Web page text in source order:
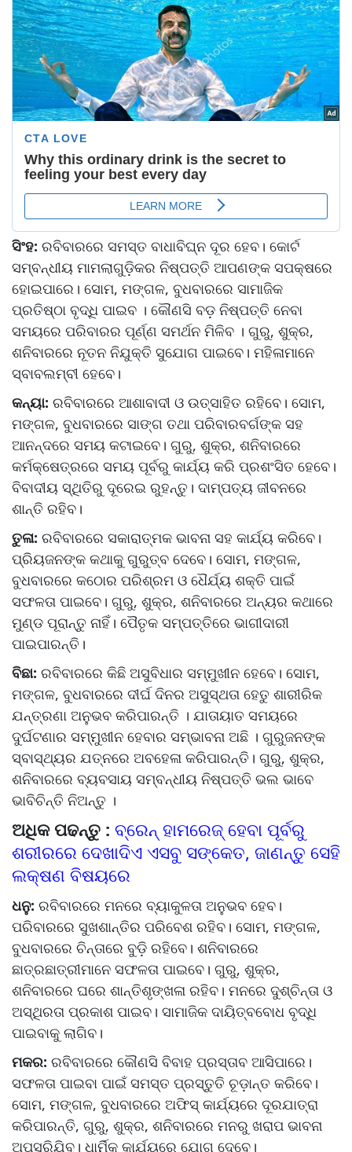
ସିଂହ: ରବିବାରରେ ସମସ୍ତ ବାଧାବିଘ୍ନ ଦୂର ହେବ। କୋର୍ଟ
ସମ୍ବନ୍ଧୀୟ ମାମଲାଗୁଡ଼ିକର ନିଷ୍ପତ୍ତି ଆପଣଙ୍କ ସପକ୍ଷରେ
ହୋଇପାରେ। ସୋମ, ମଙ୍ଗଳ, ବୁଧବାରରେ ସାମାଜିକ
ପ୍ରତିଷ୍ଠା ବୃଦ୍ଧି ପାଇବ । କୌଣସି ବଡ଼ ନିଷ୍ପତ୍ତି ନେବା
ସମୟରେ ପରିବାରର ପୂର୍ଣ୍ଣ ସମର୍ଥନ ମିଳିବ । ଗୁରୁ, ଶୁକ୍ର,
ଶନିବାରରେ ନୂତନ ନିଯୁକ୍ତି ସୁଯୋଗ ପାଇବେ। ମହିଳାମାନେ
ସ୍ବାବଲମ୍ବୀ ହେବେ।
କନ୍ୟା: ରବିବାରରେ ଆଶାବାଦୀ ଓ ଉତ୍ସାହିତ ରହିବେ। ସୋମ,
ମଙ୍ଗଳ, ବୁଧବାରରେ ସାଙ୍ଗ ତଥା ପରିବାରବର୍ଗଙ୍କ ସହ
ଆନନ୍ଦରେ ସମୟ କଟାଇବେ। ଗୁରୁ, ଶୁକ୍ର, ଶନିବାରରେ
କର୍ମକ୍ଷେତ୍ରରେ ସମୟ ପୂର୍ବରୁ କାର୍ଯ୍ୟ କରି ପ୍ରଶଂସିତ ହେବେ।
ବିବାଦୀୟ ସ୍ଥିତିରୁ ଦୂରେଇ ରୁହନ୍ତୁ। ଦାମ୍ପତ୍ୟ ଜୀବନରେ
ଶାନ୍ତି ରହିବ।
ତୁଳା: ରବିବାରରେ ସକାରାତ୍ମକ ଭାବନା ସହ କାର୍ଯ୍ୟ କରିବେ।
ପ୍ରିୟଜନଙ୍କ କଥାକୁ ଗୁରୁତ୍ବ ଦେବେ। ସୋମ, ମଙ୍ଗଳ,
ବୁଧବାରରେ କଠୋର ପରିଶ୍ରମ ଓ ଧୈର୍ଯ୍ୟ ଶକ୍ତି ପାଇଁ
ସଫଳତା ପାଇବେ। ଗୁରୁ, ଶୁକ୍ର, ଶନିବାରରେ ଅନ୍ୟର କଥାରେ
ମୁଣ୍ଡ ପୂରାନ୍ତୁ ନାହିଁ। ପୈତୃକ ସମ୍ପତ୍ତିରେ ଭାଗୀଦାରୀ
ପାଇପାରନ୍ତି।
ବିଛା: ରବିବାରରେ କିଛି ଅସୁବିଧାର ସମ୍ମୁଖୀନ ହେବେ। ସୋମ,
ମଙ୍ଗଳ, ବୁଧବାରରେ ଦୀର୍ଘ ଦିନର ଅସୁସ୍ଥତା ହେତୁ ଶାରୀରିକ
ଯନ୍ତ୍ରଣା ଅନୁଭବ କରିପାରନ୍ତି । ଯାତାୟାତ ସମୟରେ
ଦୁର୍ଘଟଣାର ସମ୍ମୁଖୀନ ହେବାର ସମ୍ଭାବନା ଅଛି । ଗୁରୁଜନଙ୍କ
ସ୍ବାସ୍ଥ୍ୟର ଯତ୍ନରେ ଅବହେଳା କରିପାରନ୍ତି। ଗୁରୁ, ଶୁକ୍ର,
ଶନିବାରରେ ବ୍ୟବସାୟ ସମ୍ବନ୍ଧୀୟ ନିଷ୍ପତ୍ତି ଭଲ ଭାବେ
ଭାବିଚିନ୍ତି ନିଅନ୍ତୁ ।
ଅଧିକ ପଢନ୍ତୁ : ବ୍ରେନ୍ ହାମରେଜ୍ ହେବା ପୂର୍ବରୁ
ଶରୀରରେ ଦେଖାଦିଏ ଏସବୁ ସଙ୍କେତ, ଜାଣନ୍ତୁ ସେହି
ଲକ୍ଷଣ ବିଷୟରେ
ଧନୁ: ରବିବାରରେ ମନରେ ବ୍ୟାକୁଳତା ଅନୁଭବ ହେବ।
ପରିବାରରେ ସୁଖଶାନ୍ତିର ପରିବେଶ ରହିବ। ସୋମ, ମଙ୍ଗଳ,
ବୁଧବାରରେ ଚିନ୍ତାରେ ବୁଡ଼ି ରହିବେ। ଶନିବାରରେ
ଛାତ୍ରଛାତ୍ରୀମାନେ ସଫଳତା ପାଇବେ। ଗୁରୁ, ଶୁକ୍ର,
ଶନିବାରରେ ଘରେ ଶାନ୍ତିଶୃଙ୍ଖଳା ରହିବ। ମନରେ ଦୁଶ୍ଚିନ୍ତା ଓ
ଅସ୍ଥିରତା ପ୍ରକାଶ ପାଇବ। ସାମାଜିକ ଦାୟିତ୍ବବୋଧ ବୃଦ୍ଧି
ପାଇବାକୁ ଲାଗିବ।
ମକର: ରବିବାରରେ କୌଣସି ବିବାହ ପ୍ରସ୍ତାବ ଆସିପାରେ।
ସଫଳତା ପାଇବା ପାଇଁ ସମସ୍ତ ପ୍ରସ୍ତୁତି ଚୂଡ଼ାନ୍ତ କରିବେ।
ସୋମ, ମଙ୍ଗଳ, ବୁଧବାରରେ ଅଫିସ୍‌ କାର୍ଯ୍ୟରେ ଦୂରଯାତ୍ରା
କରିପାରନ୍ତି, ଗୁରୁ, ଶୁକ୍ର, ଶନିବାରରେ ମନରୁ ଖରାପ ଭାବନା
ଅପସରିଯିବ। ଧାର୍ମିକ କାର୍ଯ୍ୟରେ ଯୋଗ ଦେବେ।